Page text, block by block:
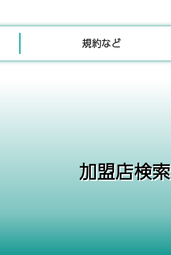
規約など
加盟店検索